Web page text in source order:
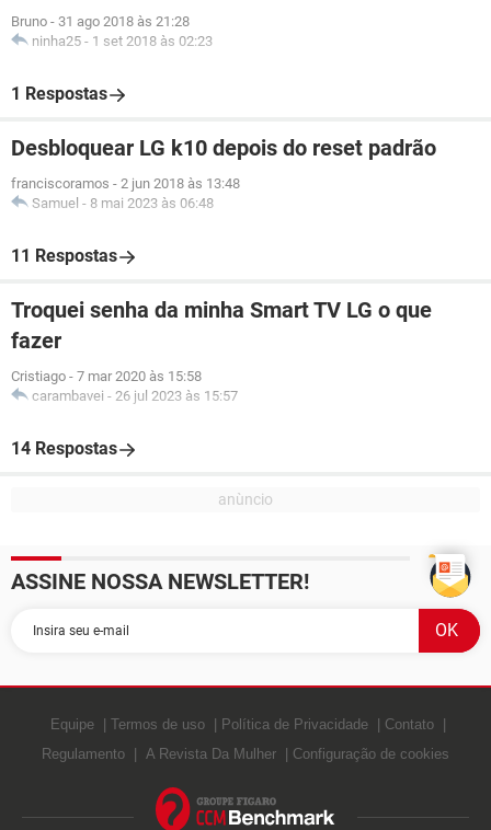
Bruno - 31 ago 2018 às 21:28
ninha25 - 1 set 2018 às 02:23
1 Respostas
Desbloquear LG k10 depois do reset padrão
franciscoramos - 2 jun 2018 às 13:48
Samuel - 8 mai 2023 às 06:48
11 Respostas
Troquei senha da minha Smart TV LG o que
fazer
Cristiago - 7 mar 2020 às 15:58
carambavei - 26 jul 2023 às 15:57
14 Respostas
ASSINE NOSSA NEWSLETTER!
Equipe Termos de uso Política de Privacidade
Contato
Regulamento
A Revista Da Mulher Configuração de cookies